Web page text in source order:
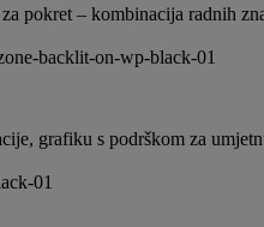
pokret – kombinacija radnih
grafiku s podrškom za